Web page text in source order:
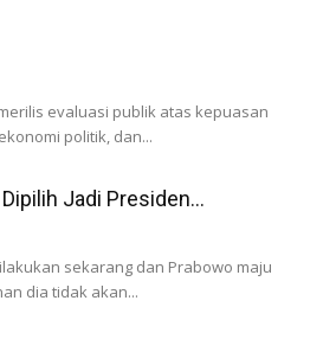
evaluasi publik atas kepuasan
politik, dan...
Jadi Presiden...
sekarang dan Prabowo maju
dia tidak akan...